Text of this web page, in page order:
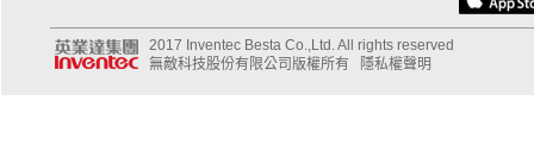
2017 Inventec Besta Co.,Ltd. All rights reserved
無敵科技股份有限公司版權所有
隱私權聲明